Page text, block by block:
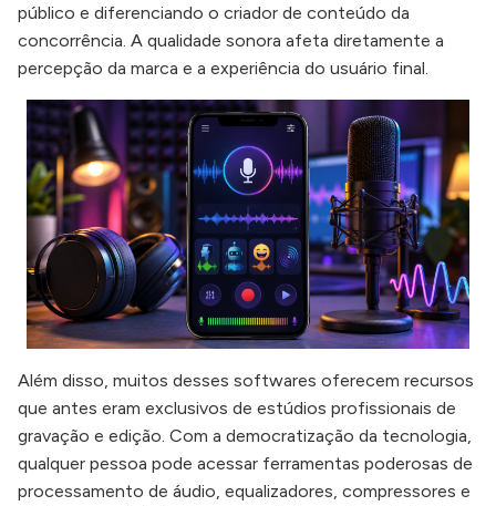
público e diferenciando o criador de conteúdo da
concorrência. A qualidade sonora afeta diretamente a
percepção da marca e a experiência do usuário final.
Além disso, muitos desses softwares oferecem recursos
que antes eram exclusivos de estúdios profissionais de
gravação e edição. Com a democratização da tecnologia,
qualquer pessoa pode acessar ferramentas poderosas de
processamento de áudio, equalizadores, compressores e